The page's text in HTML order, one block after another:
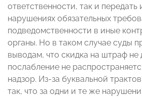
ответственности, так и
нарушениях обязательных
подведомственности в иные
органы. Но в таком случае суды
выводам, что скидка на штраф не
послабление не
надзор. Из-за буквальной
так, что за одни и те же